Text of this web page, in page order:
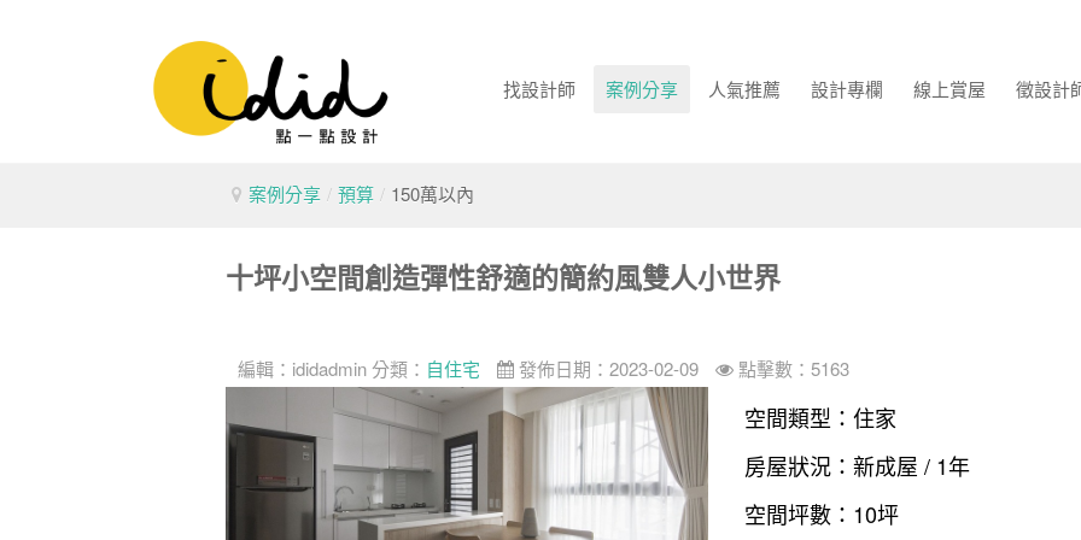
找設計師 案例分享 人氣推薦 設計專欄 線上賞屋 徵設計
案例分享 / 預算 / 150萬以內
十坪小空間創造彈性舒適的簡約風雙人小世界
編輯： ididadmin 分類： 自住宅 發佈日期：2023-02-09 點擊數：5163
空間類型：住家
房屋狀況：新成屋 / 1年
空間坪數：10坪